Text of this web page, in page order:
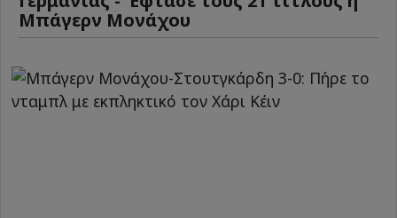
Μπάγερν Μονάχου